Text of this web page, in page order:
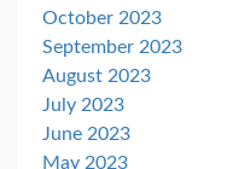
October 2023
September 2023
August 2023
July 2023
June 2023
May 2023